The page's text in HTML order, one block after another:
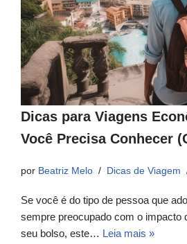
Dicas para Viagens
Você Precisa Conhecer
por Beatriz Melo Dicas de Viagem
Se você é do tipo de pessoa que
sempre preocupado com o impacto
seu bolso, este… Leia mais »